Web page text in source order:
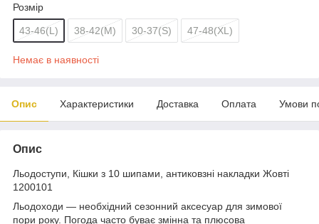
Розмір
43-46(L) 38-42(M) 30-37(S) 47-48(XL)
Немає в наявності
Опис Характеристики Доставка Оплата Умови
Опис
Льодоступи, Кішки з 10 шипами, антиковзні накладки Жовті
1200101
Льодоходи — необхідний сезонний аксесуар для зимової
пори року. Погода часто буває змінна та плюсова